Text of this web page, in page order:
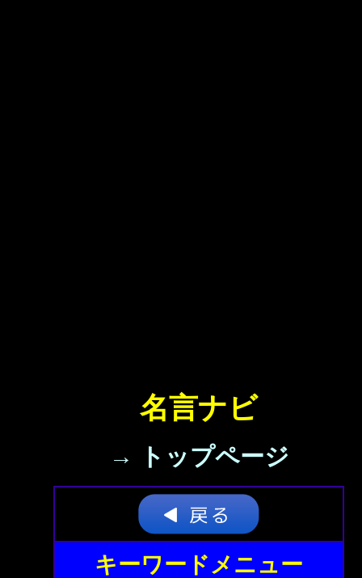
名言ナビ
→ トップページ
キーワードメニュー